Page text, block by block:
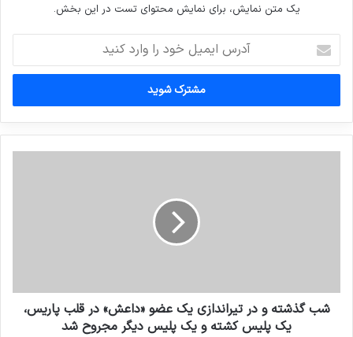
یک متن نمایش، برای نمایش محتوای تست در این بخش.
ایمیل
خود
وارد
کنید
شب گذشته و در تیراندازی یک عضو «داعش» در قلب پاریس،
یک پلیس کشته و یک پلیس دیگر مجروح شد